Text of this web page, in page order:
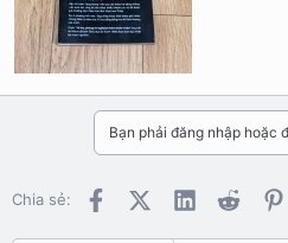
Bạn phải đăng nhập hoặc
Chia sẻ: FacebookX (Twitter)
LinkedInReddit